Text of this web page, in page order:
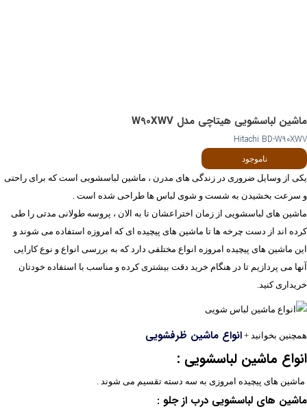
ماشین لباسشویی هیتاچی مدل W90XWV
Hitachi BD-W90XWV
ناموجود
یکی از وسایل ضروری در زندگی های مدرن ، ماشین لباسشویی است که برای راحتی
و سرعت بخشیدن به شست و شوی لباس ها طراحی شده است .
ماشین های لباسشویی از زمان اختراعشان تا به الان ، پروسه طولانی مدتی را طی
کرده اند از دست چرخه ها تا ماشین های پیچیده ای که امروزه استفاده می شوند و
این ماشین های پیچیده امروزه انواع مختلفی دارد که به بررسی انواع و نوع کارایی
آنها می پردازیم تا در هنگام خرید دقت بیشتری کرده و مناسب با استفاده خودتان
خریداری کنید.
همچنین بخوانید + انواع ماشین ظرفشویی
انواع ماشین لباسشویی :
ماشین های پیچیده امروزی به سه دسته تقسیم می شوند .
ماشین های لباسشویی درب از جلو :